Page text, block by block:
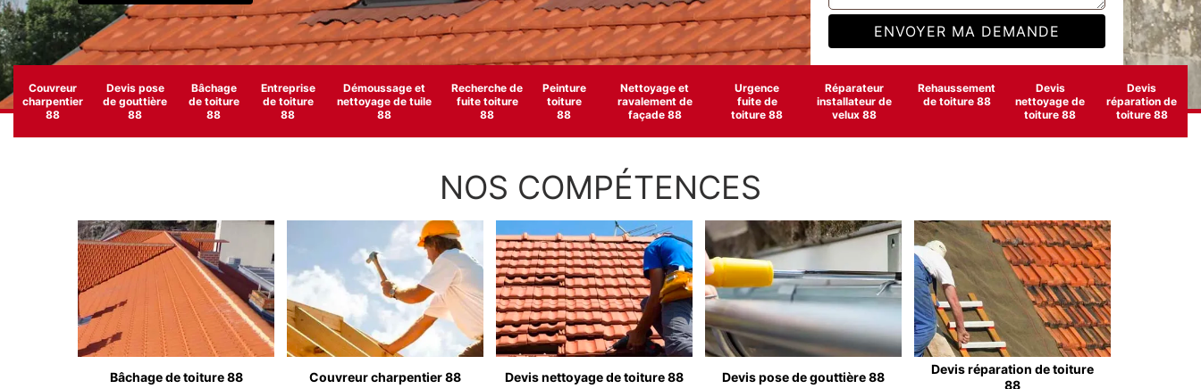
Couvreur
charpentier
88
Devis pose
de gouttière
88
Bâchage
de toiture
88
Entreprise
de toiture
88
Démoussage et
nettoyage de tuile
88
Recherche de
fuite toiture
88
Peinture
toiture
88
Nettoyage et
ravalement de
façade 88
Urgence
fuite de
toiture 88
Réparateur
installateur de
velux 88
Rehaussement
de toiture 88
Devis
nettoyage de
toiture 88
Devis
réparation de
toiture 88
NOS COMPÉTENCES
Bâchage de toiture 88 Couvreur charpentier 88 Devis nettoyage de toiture 88 Devis pose de gouttière 88
Devis réparation de toiture
88